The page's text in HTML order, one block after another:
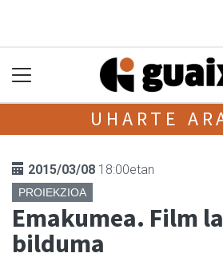
UHARTE
2015/03/08 18:00etan
PROIEKZIOA
Emakumea. Film
bilduma